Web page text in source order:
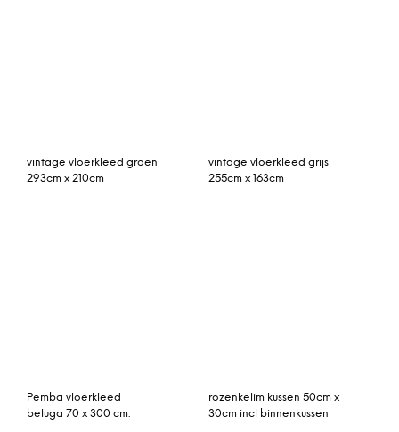
86cm x 45cm
blauw 300cm x 200cm
222cm hoogpolig
vloerkleed
165cm hoogpolig
vloerkleed